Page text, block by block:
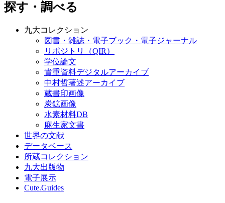
探す・調べる
九大コレクション
図書・雑誌・電子ブック・電子ジャーナル
リポジトリ（QIR）
学位論文
貴重資料デジタルアーカイブ
中村哲著述アーカイブ
蔵書印画像
炭鉱画像
水素材料DB
麻生家文書
世界の文献
データベース
所蔵コレクション
九大出版物
電子展示
Cute.Guides